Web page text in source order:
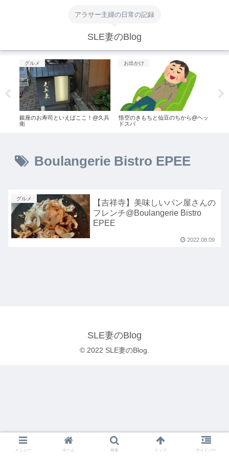
アラサー主婦の日常の記録
SLE妻のBlog
グルメ
銀座のお寿司といえばここ！@久兵
衛
お出かけ
悟空のきもちと仙豆のちから@ヘッ
ドスパ
Boulangerie Bistro EPEE
グルメ
【吉祥寺】美味しいパン屋さんの
フレンチ@Boulangerie Bistro
EPEE
2022.08.09
SLE妻のBlog
© 2022 SLE妻のBlog.
メニュー ホーム 検索 トップ サイドバー